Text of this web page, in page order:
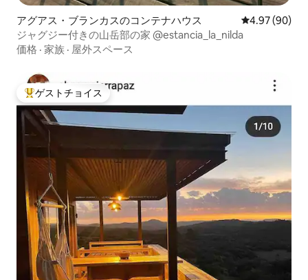
アグアス・ブランカスのコンテナハウス レビュー90
4.97 (90)
ジャグジー付きの山岳部の家 @estancia_la_nilda
価格 · 家族 · 屋外スペース
大好評のゲストチョイスです。
ゲストチョイス